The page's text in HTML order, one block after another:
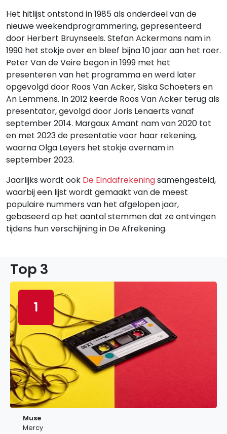
Het hitlijst ontstond in 1985 als onderdeel van de
nieuwe weekendprogrammering, gepresenteerd
door Herbert Bruynseels. Stefan Ackermans nam in
1990 het stokje over en bleef bijna 10 jaar aan het roer.
Peter Van de Veire begon in 1999 met het
presenteren van het programma en werd later
opgevolgd door Roos Van Acker, Siska Schoeters en
An Lemmens. In 2012 keerde Roos Van Acker terug als
presentator, gevolgd door Joris Lenaerts vanaf
september 2014. Margaux Amant nam van 2020 tot
en met 2023 de presentatie voor haar rekening,
waarna Olga Leyers het stokje overnam in
september 2023.
Jaarlijks wordt ook De Eindafrekeningsamengesteld,
waarbij een lijst wordt gemaakt van de meest
populaire nummers van het afgelopen jaar,
gebaseerd op het aantal stemmen dat ze ontvingen
tijdens hun verschijning in De Afrekening.
Top 3
1
Muse
Mercy